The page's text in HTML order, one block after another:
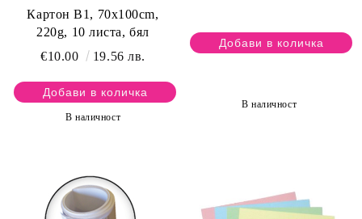
Картон B1, 70x100cm,
220g, 10 листа, бял
€10.00
19.56 лв.
В наличност
В наличност